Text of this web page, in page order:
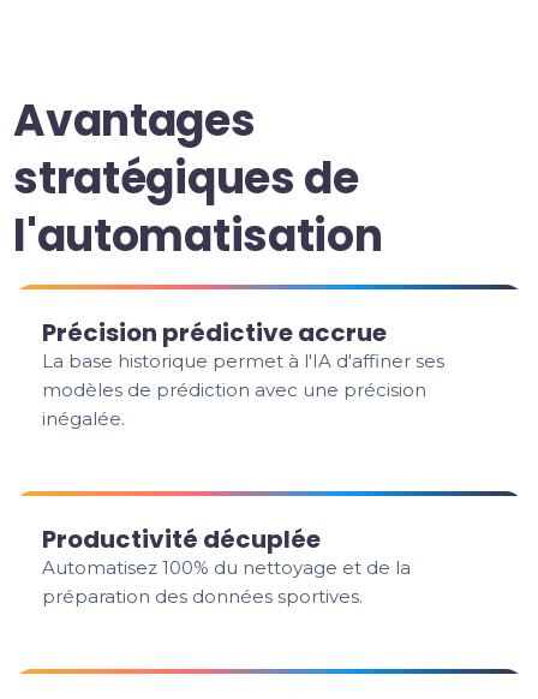
Avantages
stratégiques de
l'automatisation
Précision prédictive accrue
La base historique permet à l'IA d'affiner ses
modèles de prédiction avec une précision
inégalée.
Productivité décuplée
Automatisez 100% du nettoyage et de la
préparation des données sportives.